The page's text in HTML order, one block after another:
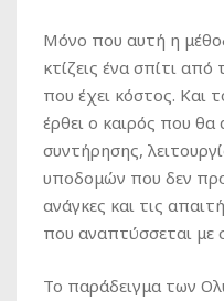
Μόνο που αυτή η
κτίζεις ένα σπίτι από
που έχει κόστος. Και
έρθει ο καιρός που
συντήρησης,
υποδομών που δεν
ανάγκες και τις
που αναπτύσσεται με
Το παράδειγμα των